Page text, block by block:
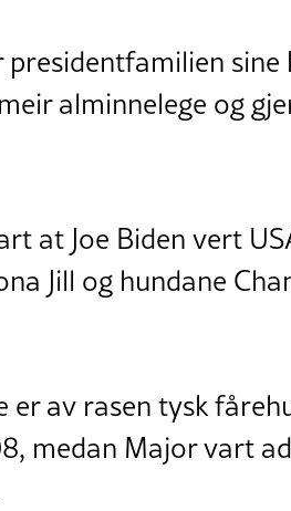
presidentfamilien
alminnelege og
at Joe Biden vert
Jill og hundane
av rasen tysk
medan Major vart